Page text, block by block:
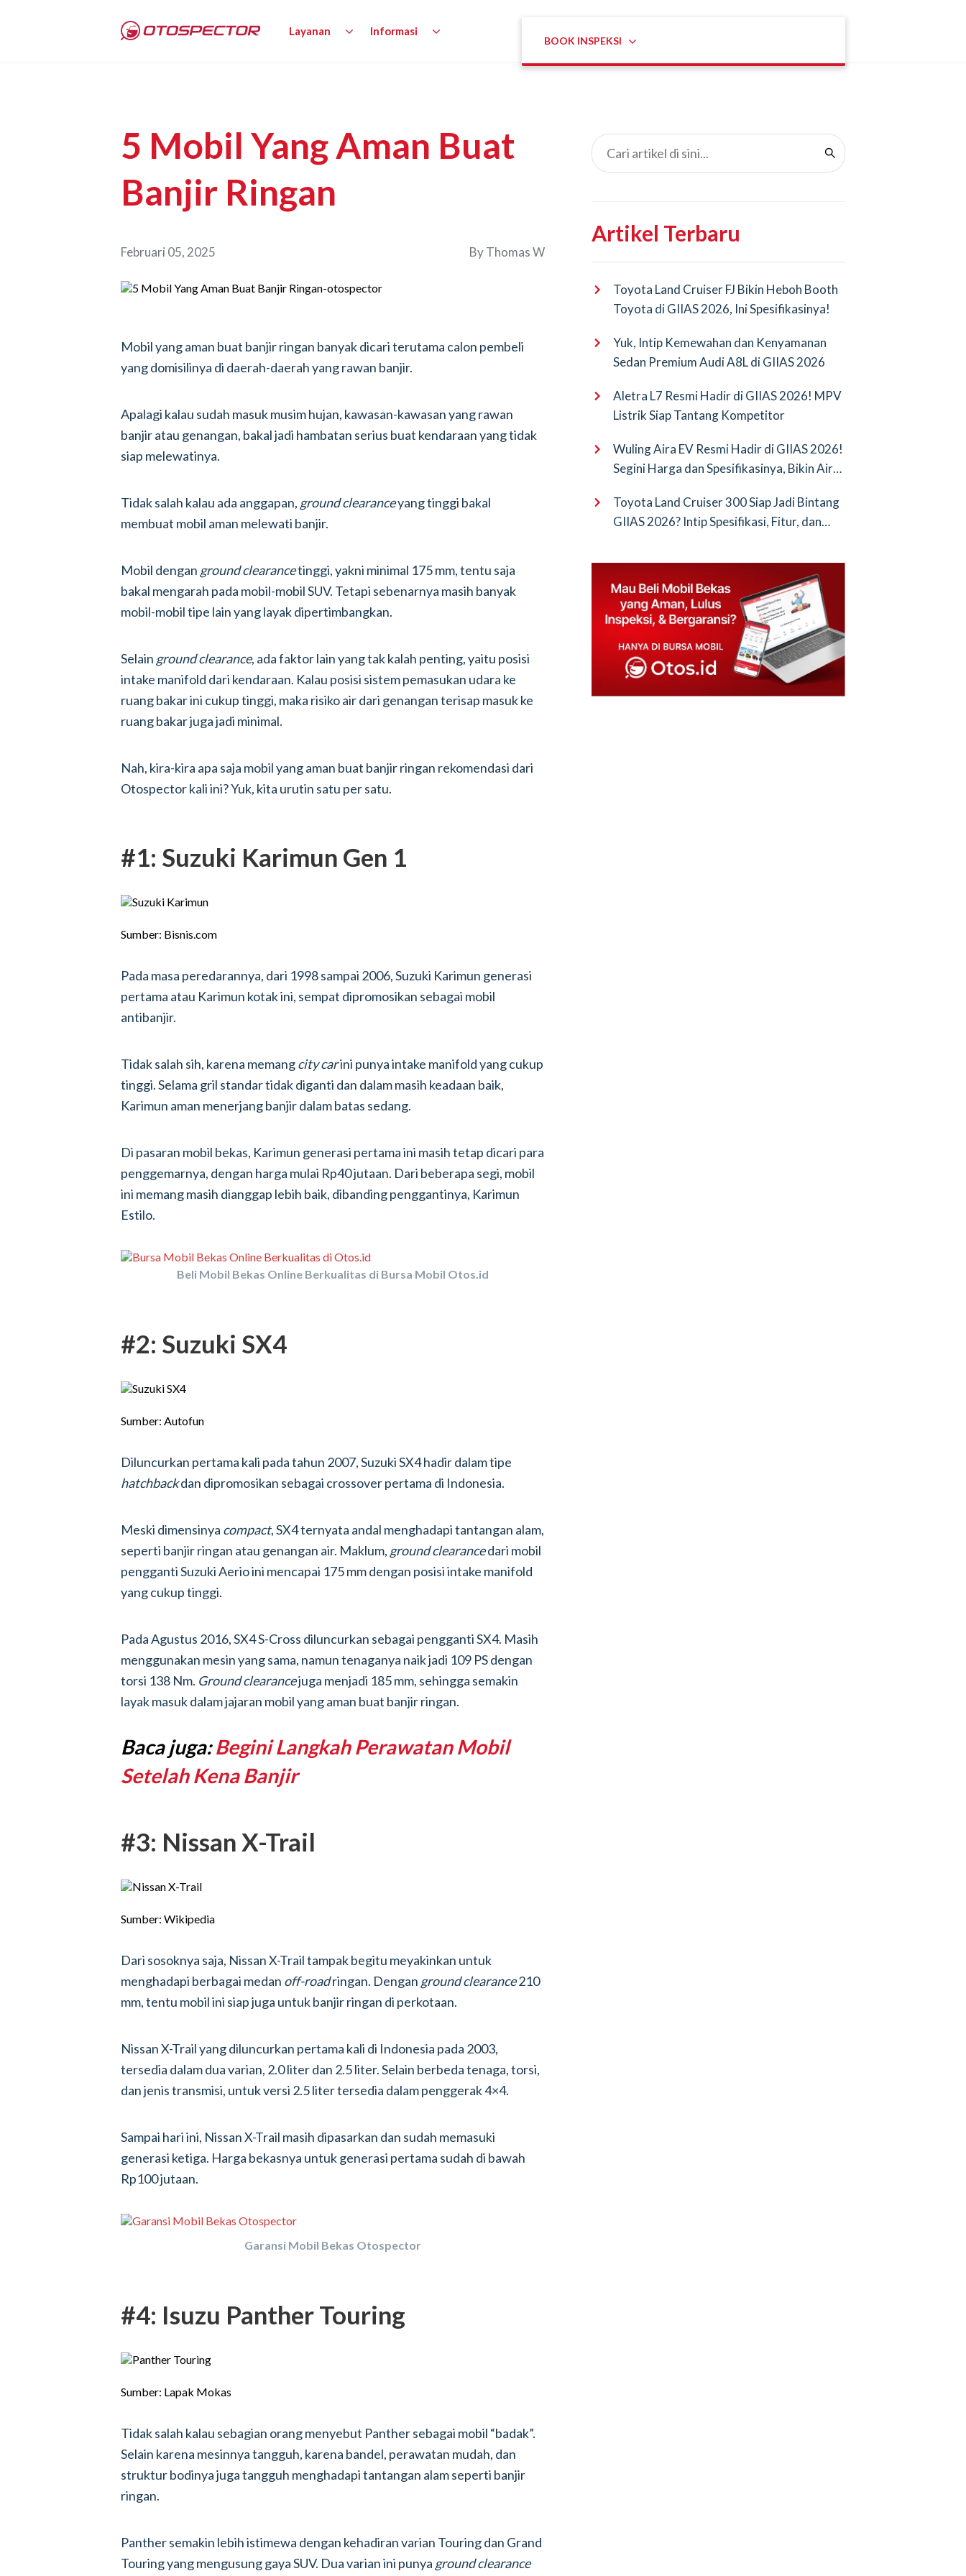
Layanan Informasi
5 Mobil Yang Aman Buat
Banjir Ringan
Februari 05, 2025 ByThomas W
Mobil yang aman buat banjir ringan banyak dicari terutama calon pembeli
yang domisilinya di daerah-daerah yang rawan banjir.
Apalagi kalau sudah masuk musim hujan, kawasan-kawasan yang rawan
banjir atau genangan, bakal jadi hambatan serius buat kendaraan yang tidak
siap melewatinya.
Tidak salah kalau ada anggapan, ground clearanceyang tinggi bakal
membuat mobil aman melewati banjir.
Mobil dengan ground clearancetinggi, yakni minimal 175 mm, tentu saja
bakal mengarah pada mobil-mobil SUV. Tetapi sebenarnya masih banyak
mobil-mobil tipe lain yang layak dipertimbangkan.
Selain ground clearance, ada faktor lain yang tak kalah penting, yaitu posisi
intake manifold dari kendaraan. Kalau posisi sistem pemasukan udara ke
ruang bakar ini cukup tinggi, maka risiko air dari genangan terisap masuk ke
ruang bakar juga jadi minimal.
Nah, kira-kira apa saja mobil yang aman buat banjir ringan rekomendasi dari
Otospector kali ini? Yuk, kita urutin satu per satu.
#1: Suzuki Karimun Gen 1
Sumber: Bisnis.com
Pada masa peredarannya, dari 1998 sampai 2006, Suzuki Karimun generasi
pertama atau Karimun kotak ini, sempat dipromosikan sebagai mobil
antibanjir.
Tidak salah sih, karena memangcity carini punya intake manifold yang cukup
tinggi. Selama gril standar tidak diganti dan dalam masih keadaan baik,
Karimun aman menerjang banjir dalam batas sedang.
Di pasaran mobil bekas, Karimun generasi pertama ini masih tetap dicari para
penggemarnya, dengan harga mulai Rp40 jutaan. Dari beberapa segi, mobil
ini memang masih dianggap lebih baik, dibanding penggantinya, Karimun
Estilo.
Beli Mobil Bekas Online Berkualitas di Bursa Mobil Otos.id
#2: Suzuki SX4
Sumber: Autofun
Diluncurkan pertama kali pada tahun 2007, Suzuki SX4 hadir dalam tipe
hatchbackdan dipromosikan sebagai crossover pertama di Indonesia.
Meski dimensinya compact, SX4 ternyata andal menghadapi tantangan alam,
seperti banjir ringan atau genangan air. Maklum, ground clearancedari mobil
pengganti Suzuki Aerio ini mencapai 175 mm dengan posisi intake manifold
yang cukup tinggi.
Pada Agustus 2016, SX4 S-Cross diluncurkan sebagai pengganti SX4. Masih
menggunakan mesin yang sama, namun tenaganya naik jadi 109 PS dengan
torsi 138 Nm. Ground clearancejuga menjadi 185 mm, sehingga semakin
layak masuk dalam jajaran mobil yang aman buat banjir ringan.
Baca juga:Begini Langkah Perawatan Mobil
Setelah Kena Banjir
#3: Nissan X-Trail
Sumber: Wikipedia
Dari sosoknya saja, Nissan X-Trail tampak begitu meyakinkan untuk
menghadapi berbagai medan off-roadringan. Dengan ground clearance210
mm, tentu mobil ini siap juga untuk banjir ringan di perkotaan.
Nissan X-Trail yang diluncurkan pertama kali di Indonesia pada 2003,
tersedia dalam dua varian, 2.0 liter dan 2.5 liter. Selain berbeda tenaga, torsi,
dan jenis transmisi, untuk versi 2.5 liter tersedia dalam penggerak 4×4.
Sampai hari ini, Nissan X-Trail masih dipasarkan dan sudah memasuki
generasi ketiga. Harga bekasnya untuk generasi pertama sudah di bawah
Rp100 jutaan.
Garansi Mobil Bekas Otospector
#4: Isuzu Panther Touring
Sumber: Lapak Mokas
Tidak salah kalau sebagian orang menyebut Panther sebagai mobil “badak”.
Selain karena mesinnya tangguh, karena bandel, perawatan mudah, dan
struktur bodinya juga tangguh menghadapi tantangan alam seperti banjir
ringan.
Panther semakin lebih istimewa dengan kehadiran varian Touring dan Grand
Touring yang mengusung gaya SUV. Dua varian ini punya ground clearance
Artikel Terbaru
Toyota Land Cruiser FJ Bikin Heboh Booth
Toyota di GIIAS 2026, Ini Spesifikasinya!
Yuk, Intip Kemewahan dan Kenyamanan
Sedan Premium Audi A8L di GIIAS 2026
Aletra L7 Resmi Hadir di GIIAS 2026! MPV
Listrik Siap Tantang Kompetitor
Wuling Aira EV Resmi Hadir di GIIAS 2026!
Segini Harga dan Spesifikasinya, Bikin Air
Toyota Land Cruiser 300 Siap Jadi Bintang
GIIAS 2026? Intip Spesifikasi, Fitur, dan
BOOK INSPEKSI